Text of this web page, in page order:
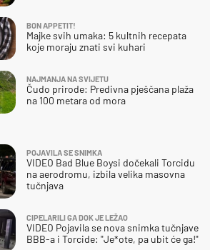
POJAVILA SE SNIMKA
VIDEO Bad Blue Boysi dočekali Torcidu
na aerodromu, izbila velika masovna
tučnjava
CIPELARILI GA DOK JE LEŽAO
VIDEO Pojavila se nova snimka tučnjave
BBB-a i Torcide: "Je*ote, pa ubit će ga!"
BON APPETIT!
Majke svih umaka: 5 kultnih recepata
koje moraju znati svi kuhari
NAJMANJA NA SVIJETU
Čudo prirode: Predivna pješčana plaža
na 100 metara od mora